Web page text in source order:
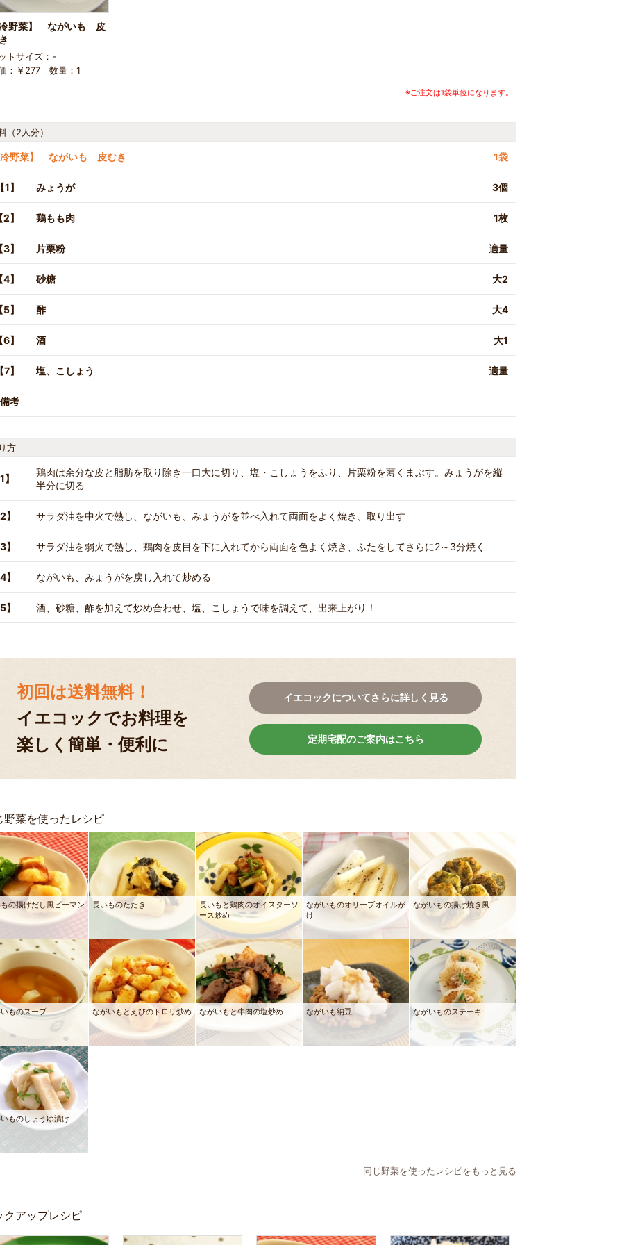
冷野菜】 ながいも 皮
トサイズ：-
：￥277 数量：1
※ご注文は1袋単位になります。
（2人分）
冷野菜】 ながいも 皮むき 1袋
【1】 みょうが 3個
【2】 鶏もも肉 1枚
【3】 片栗粉 適量
【4】 砂糖 大2
【5】 酢 大4
【6】 酒 大1
【7】 塩、こしょう 適量
備考
方
】
鶏肉は余分な皮と脂肪を取り除き一口大に切り、塩・こしょうをふり、片栗粉を薄くまぶす。みょうがを縦
半分に切る
】 サラダ油を中火で熱し、ながいも、みょうがを並べ入れて両面をよく焼き、取り出す
】 サラダ油を弱火で熱し、鶏肉を皮目を下に入れてから両面を色よく焼き、ふたをしてさらに2～3分焼く
】 ながいも、みょうがを戻し入れて炒める
】 酒、砂糖、酢を加えて炒め合わせ、塩、こしょうで味を調えて、出来上がり！
初回は送料無料！
イエコックでお料理を
楽しく簡単・便利に
イエコックについてさらに詳しく見る
定期宅配のご案内はこちら
野菜を使ったレシピ
の揚げだし風ピーマン
長いものたたき
長いもと鶏肉のオイスターソ
ース炒め
ながいものオリーブオイルが
け
ながいもの揚げ焼き風
ものスープ ながいもとえびのトロリ炒め ながいもと牛肉の塩炒め ながいも納豆 ながいものステーキ
ものしょうゆ漬け
同じ野菜を使ったレシピをもっと見る
クアップレシピ